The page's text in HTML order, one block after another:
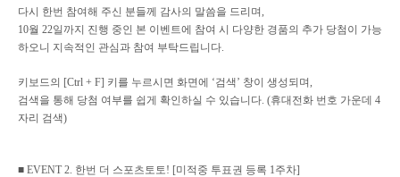
다시 한번 참여해 주신 분들께 감사의 말씀을 드리며,
10월 22일까지 진행 중인 본 이벤트에 참여 시 다양한 경품의 추가 당첨이 가능
하오니 지속적인 관심과 참여 부탁드립니다.
키보드의 [Ctrl + F] 키를 누르시면 화면에 ‘검색’ 창이 생성되며,
검색을 통해 당첨 여부를 쉽게 확인하실 수 있습니다. (휴대전화 번호 가운데 4
자리 검색)
■ EVENT 2. 한번 더 스포츠토토! [미적중 투표권 등록 1주차]